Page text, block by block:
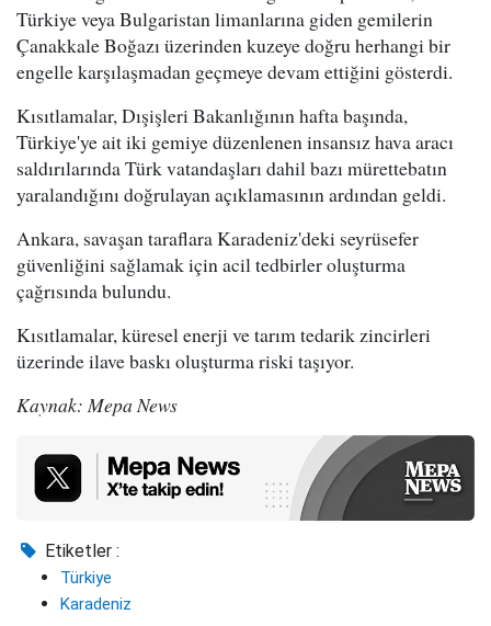
Türkiye veya Bulgaristan limanlarına giden gemilerin
Çanakkale Boğazı üzerinden kuzeye doğru herhangi bir
engelle karşılaşmadan geçmeye devam ettiğini gösterdi.
Kısıtlamalar, Dışişleri Bakanlığının hafta başında,
Türkiye'ye ait iki gemiye düzenlenen insansız hava aracı
saldırılarında Türk vatandaşları dahil bazı mürettebatın
yaralandığını doğrulayan açıklamasının ardından geldi.
Ankara, savaşan taraflara Karadeniz'deki seyrüsefer
güvenliğini sağlamak için acil tedbirler oluşturma
çağrısında bulundu.
Kısıtlamalar, küresel enerji ve tarım tedarik zincirleri
üzerinde ilave baskı oluşturma riski taşıyor.
Kaynak: Mepa News
Etiketler :
Türkiye
Karadeniz